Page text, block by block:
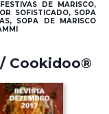
DE MARISCO,
SOFISTICADO, SOPA
SOPA DE MARISCO
Cookidoo®